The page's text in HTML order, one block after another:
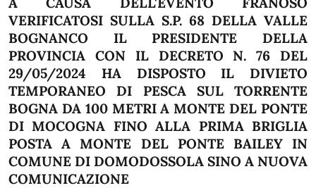
VERIFICATOSI SULLA S.P. 68 DELLA VALLE
BOGNANCO IL PRESIDENTE DELLA
PROVINCIA CON IL DECRETO N. 76 DEL
29/05/2024 HA DISPOSTO IL DIVIETO
TEMPORANEO DI PESCA SUL TORRENTE
BOGNA DA 100 METRI A MONTE DEL PONTE
DI MOCOGNA FINO ALLA PRIMA BRIGLIA
POSTA A MONTE DEL PONTE BAILEY IN
COMUNE DI DOMODOSSOLA SINO A NUOVA
COMUNICAZIONE